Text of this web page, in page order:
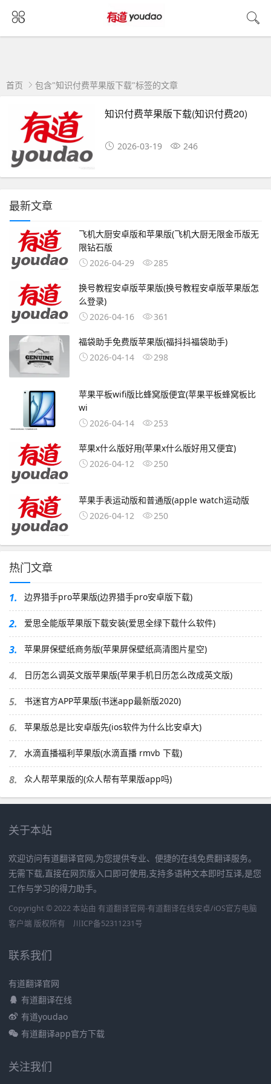
首页 包含"知识付费苹果版下载"标签的文章
知识付费苹果版下载(知识付费20)
2026-03-19 246
最新文章
飞机大厨安卓版和苹果版(飞机大厨无限金币版无
限钻石版
2026-04-29
285
换号教程安卓版苹果版(换号教程安卓版苹果版怎
么登录)
2026-04-16
361
福袋助手免费版苹果版(福抖抖福袋助手)
2026-04-14
298
苹果平板wifi版比蜂窝版便宜(苹果平板蜂窝板比
wi
2026-04-14
253
苹果x什么版好用(苹果x什么版好用又便宜)
2026-04-12
250
苹果手表运动版和普通版(apple watch运动版
2026-04-12
250
热门文章
1. 边界猎手pro苹果版(边界猎手pro安卓版下载)
2. 爱思全能版苹果版下载安装(爱思全绿下载什么软件)
3. 苹果屏保壁纸商务版(苹果屏保壁纸高清图片星空)
4. 日历怎么调英文版苹果版(苹果手机日历怎么改成英文版)
5. 书迷官方APP苹果版(书迷app最新版2020)
6. 苹果版总是比安卓版先(ios软件为什么比安卓大)
7. 水滴直播福利苹果版(水滴直播 rmvb 下载)
8. 众人帮苹果版的(众人帮有苹果版app吗)
关于本站
欢迎访问有道翻译官网,为您提供专业、便捷的在线免费翻译服务。
无需下载,直接在网页版入口即可使用,支持多语种文本即时互译,是您
工作与学习的得力助手。
Copyright © 2022 本站由 有道翻译官网-有道翻译在线安卓/iOS官方电脑
客户端 版权所有
川ICP备52311231号
联系我们
有道翻译官网
有道翻译在线
有道youdao
有道翻译app官方下载
关注我们